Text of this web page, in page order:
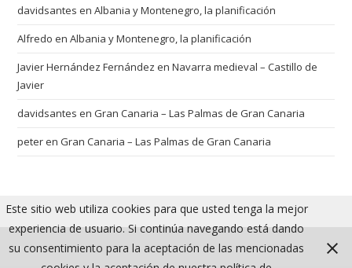
davidsantes enAlbania y Montenegro, la planificación
Alfredo enAlbania y Montenegro, la planificación
Javier Hernández Fernández enNavarra medieval – Castillo de
Javier
davidsantes enGran Canaria – Las Palmas de Gran Canaria
peterenGran Canaria – Las Palmas de Gran Canaria
Este sitio web utiliza cookies para que usted tenga la mejor
experiencia de usuario. Si continúa navegando está dando
su consentimiento para la aceptación de las mencionadas